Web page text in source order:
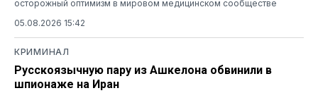
осторожный оптимизм в мировом медицинском сообществе
05.08.2026 15:42
КРИМИНАЛ
Русскоязычную пару из Ашкелона обвинили в
шпионаже на Иран